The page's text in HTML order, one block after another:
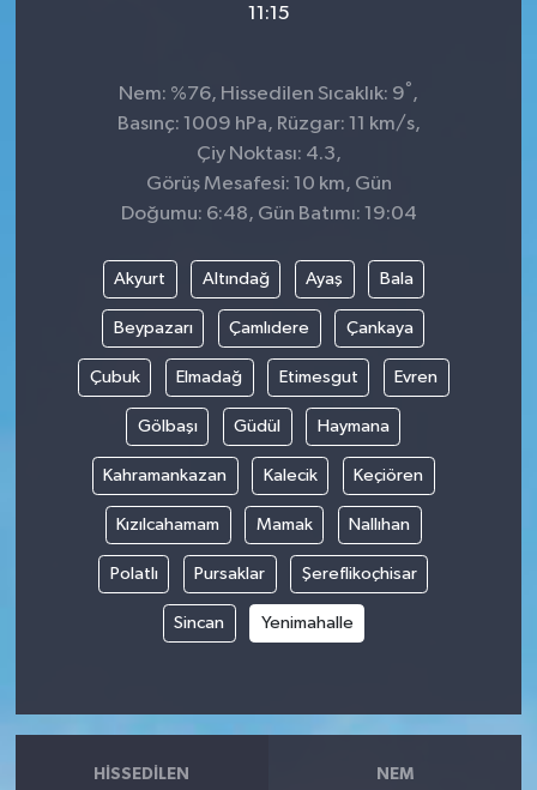
11:15
Nem: %76, Hissedilen Sıcaklık: 9° ,
Basınç: 1009 hPa, Rüzgar: 11 km/s,
Çiy Noktası: 4.3,
Görüş Mesafesi: 10 km, Gün
Doğumu: 6:48, Gün Batımı: 19:04
Akyurt Altındağ Ayaş Bala
Beypazarı Çamlıdere Çankaya
Çubuk Elmadağ Etimesgut Evren
Gölbaşı Güdül Haymana
Kahramankazan Kalecik Keçiören
Kızılcahamam Mamak Nallıhan
Polatlı Pursaklar Şereflikoçhisar
Sincan Yenimahalle
HISSEDILEN NEM